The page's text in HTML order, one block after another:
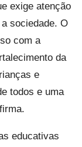
exige atenção
sociedade. O
com a
da
e
todos e uma
educativas